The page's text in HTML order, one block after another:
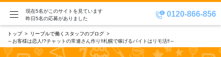
0120-866-856
現在5名がこのサイトを見ています
昨日5名の応募がありました
トップ
リーブルで働くスタッフのブログ
～お客様は恋人!?チャットの常連さん作り‼札幌で稼げるバイトはリモ活‼～